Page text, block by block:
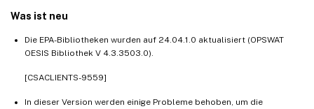
Was ist neu
Die EPA-Bibliotheken wurden auf 24.04.1.0 aktualisiert (OPSWAT
OESIS Bibliothek V 4.3.3503.0).
[CSACLIENTS-9559]
In dieser Version werden einige Probleme behoben, um die